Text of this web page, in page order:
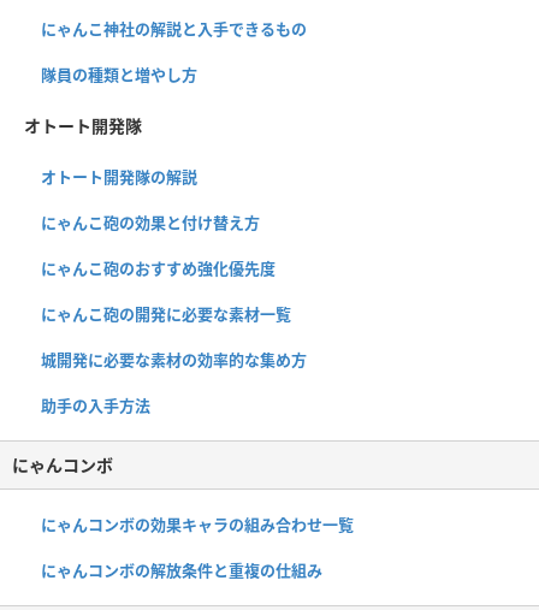
にゃんこ神社の解説と入手できるもの
隊員の種類と増やし方
オトート開発隊
オトート開発隊の解説
にゃんこ砲の効果と付け替え方
にゃんこ砲のおすすめ強化優先度
にゃんこ砲の開発に必要な素材一覧
城開発に必要な素材の効率的な集め方
助手の入手方法
にゃんコンボ
にゃんコンボの効果キャラの組み合わせ一覧
にゃんコンボの解放条件と重複の仕組み